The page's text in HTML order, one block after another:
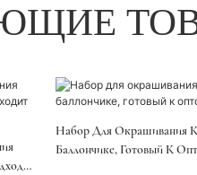
Набор Для Окрашивания
Баллончике, Готовый К